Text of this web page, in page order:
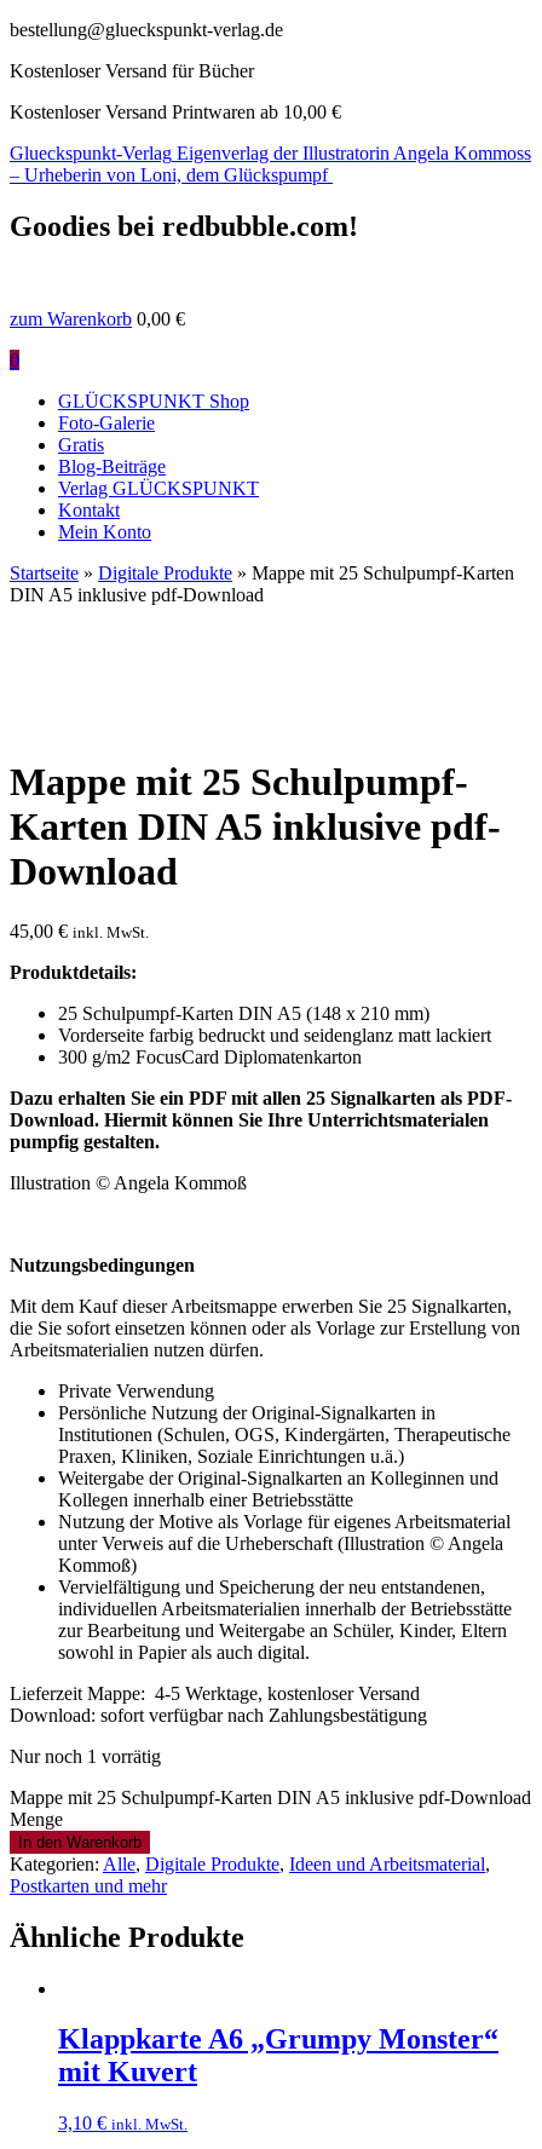
bestellung@glueckspunkt-verlag.de
Kostenloser Versand für Bücher
Kostenloser Versand Printwaren ab 10,00 €
Glueckspunkt-Verlag Eigenverlag der Illustratorin Angela Kommoss
– Urheberin von Loni, dem Glückspumpf
Goodies bei redbubble.com!
zum Warenkorb 0,00 €
0
GLÜCKSPUNKT Shop
Foto-Galerie
Gratis
Blog-Beiträge
Verlag GLÜCKSPUNKT
Kontakt
Mein Konto
Startseite » Digitale Produkte » Mappe mit 25 Schulpumpf-Karten
DIN A5 inklusive pdf-Download
Mappe mit 25 Schulpumpf-
Karten DIN A5 inklusive pdf-
Download
45,00 € inkl. MwSt.
Produktdetails:
25 Schulpumpf-Karten DIN A5 (148 x 210 mm)
Vorderseite farbig bedruckt und seidenglanz matt lackiert
300 g/m2 FocusCard Diplomatenkarton
Dazu erhalten Sie ein PDF mit allen 25 Signalkarten als PDF-
Download. Hiermit können Sie Ihre Unterrichtsmaterialen
pumpfig gestalten.
Illustration © Angela Kommoß
Nutzungsbedingungen
Mit dem Kauf dieser Arbeitsmappe erwerben Sie 25 Signalkarten,
die Sie sofort einsetzen können oder als Vorlage zur Erstellung von
Arbeitsmaterialien nutzen dürfen.
Private Verwendung
Persönliche Nutzung der Original-Signalkarten in
Institutionen (Schulen, OGS, Kindergärten, Therapeutische
Praxen, Kliniken, Soziale Einrichtungen u.ä.)
Weitergabe der Original-Signalkarten an Kolleginnen und
Kollegen innerhalb einer Betriebsstätte
Nutzung der Motive als Vorlage für eigenes Arbeitsmaterial
unter Verweis auf die Urheberschaft (Illustration © Angela
Kommoß)
Vervielfältigung und Speicherung der neu entstandenen,
individuellen Arbeitsmaterialien innerhalb der Betriebsstätte
zur Bearbeitung und Weitergabe an Schüler, Kinder, Eltern
sowohl in Papier als auch digital.
Lieferzeit Mappe: 4-5 Werktage, kostenloser Versand
Download: sofort verfügbar nach Zahlungsbestätigung
Nur noch 1 vorrätig
Mappe mit 25 Schulpumpf-Karten DIN A5 inklusive pdf-Download
Menge
In den Warenkorb
Kategorien: Alle, Digitale Produkte, Ideen und Arbeitsmaterial,
Postkarten und mehr
Ähnliche Produkte
Klappkarte A6 „Grumpy Monster“
mit Kuvert
3,10 € inkl. MwSt.